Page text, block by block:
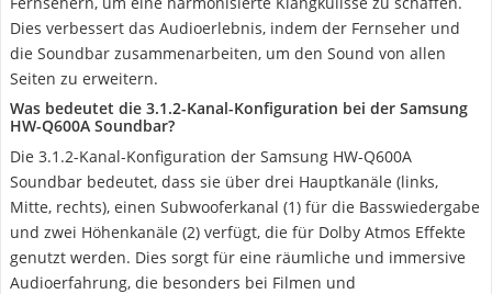
Dies verbessert das Audioerlebnis, indem der Fernseher und
die Soundbar zusammenarbeiten, um den Sound von allen
Seiten zu erweitern.
Was bedeutet die 3.1.2-Kanal-Konfiguration bei der Samsung
HW-Q600A Soundbar?
Die 3.1.2-Kanal-Konfiguration der Samsung HW-Q600A
Soundbar bedeutet, dass sie über drei Hauptkanäle (links,
Mitte, rechts), einen Subwooferkanal (1) für die Basswiedergabe
und zwei Höhenkanäle (2) verfügt, die für Dolby Atmos Effekte
genutzt werden. Dies sorgt für eine räumliche und immersive
Audioerfahrung, die besonders bei Filmen und